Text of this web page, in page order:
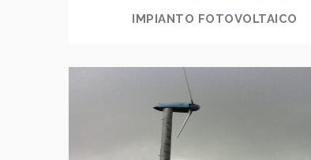
IMPIANTO FOTOVOLTAICO